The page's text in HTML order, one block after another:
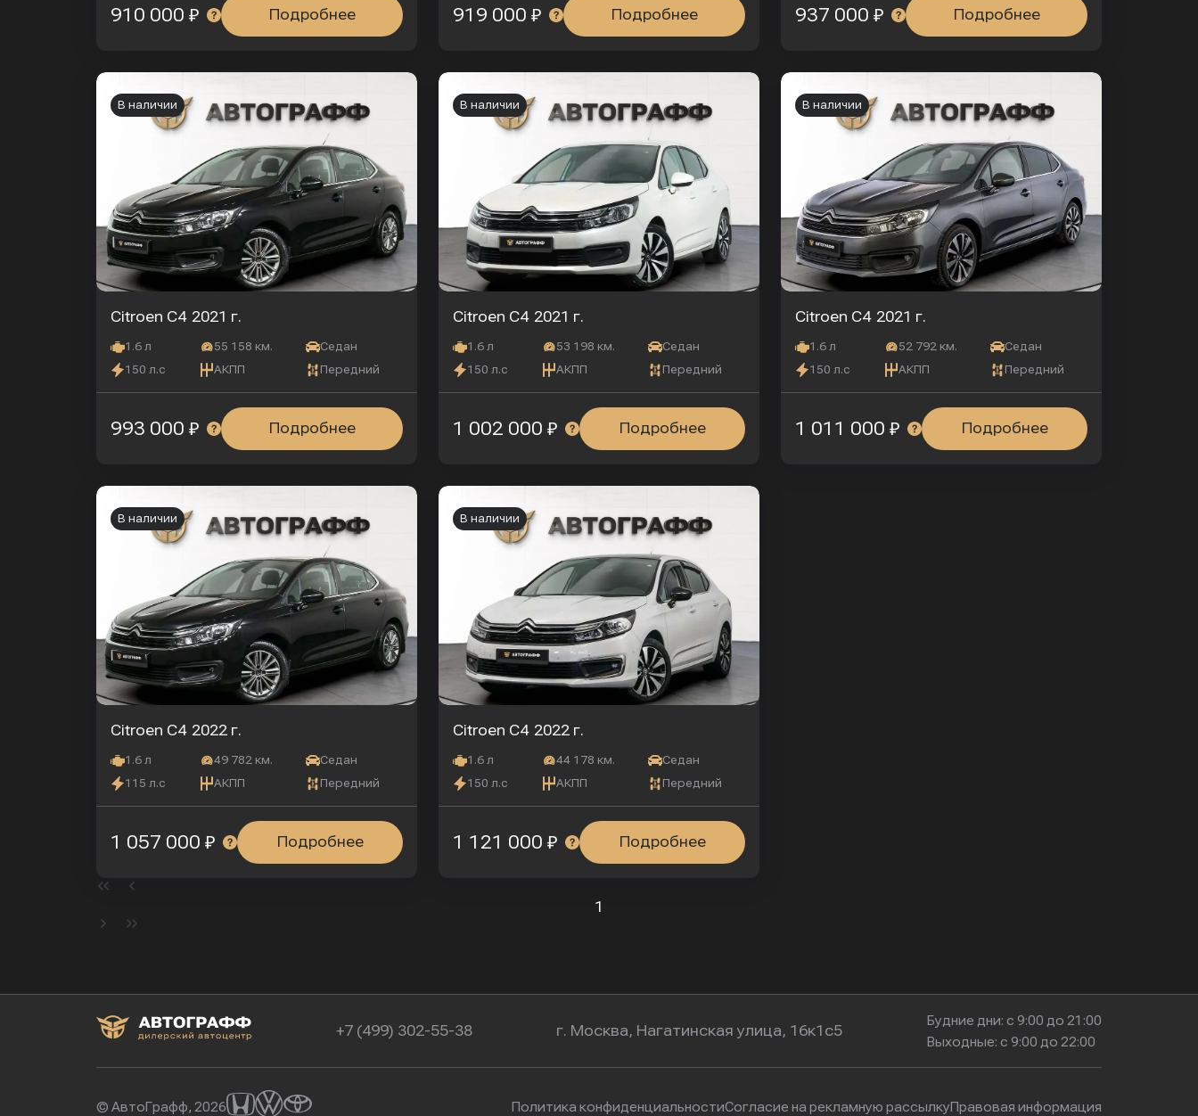
Подробнее
910 000 ₽ Подробнее
919 000 ₽ Подробнее
937 000 ₽
Citroen C4 2021 г.
1.6 л 55 158 км.
Седан
150 л.с
АКПП Передний
В наличии
Подробнее
993 000 ₽
Citroen C4 2021 г.
1.6 л 53 198 км.
Седан
150 л.с
АКПП Передний
В наличии
Подробнее
1 002 000 ₽
Citroen C4 2021 г.
1.6 л 52 792 км.
Седан
150 л.с
АКПП Передний
В наличии
Подробнее
1 011 000 ₽
Citroen C4 2022 г.
1.6 л 49 782 км.
Седан
115 л.с
АКПП Передний
В наличии
Подробнее
1 057 000 ₽
Citroen C4 2022 г.
1.6 л 44 178 км.
Седан
150 л.с
АКПП Передний
В наличии
Подробнее
1 121 000 ₽
1
+7 (499) 302-55-38 г. Москва, Нагатинская улица, 16к1с5
Будние дни: с 9:00 до 21:00
Выходные: с 9:00 до 22:00
© АвтоГрафф, 2026 Политика конфиденциальностиСогласие на рекламную рассылкуПравовая информация